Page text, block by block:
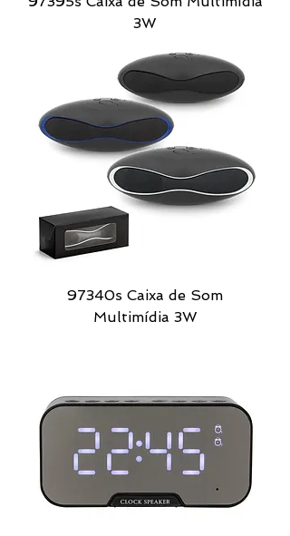
3W
97340s Caixa de Som
Multimídia 3W